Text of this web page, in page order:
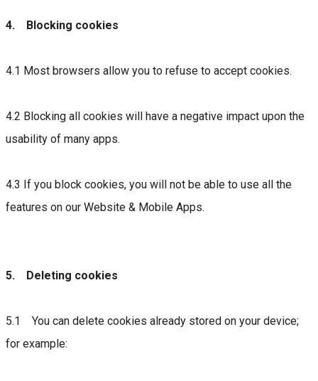
4. Blocking cookies
4.1 Most browsers allow you to refuse to accept cookies.
4.2 Blocking all cookies will have a negative impact upon the
usability of many apps.
4.3 If you block cookies, you will not be able to use all the
features on our Website & Mobile Apps.
5. Deleting cookies
5.1 You can delete cookies already stored on your device;
for example: